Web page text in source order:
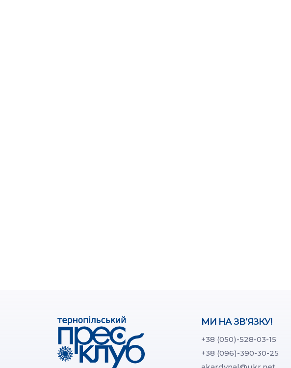
МИ НА ЗВ’ЯЗКУ!
+38 (050)-528-03-15
+38 (096)-390-30-25